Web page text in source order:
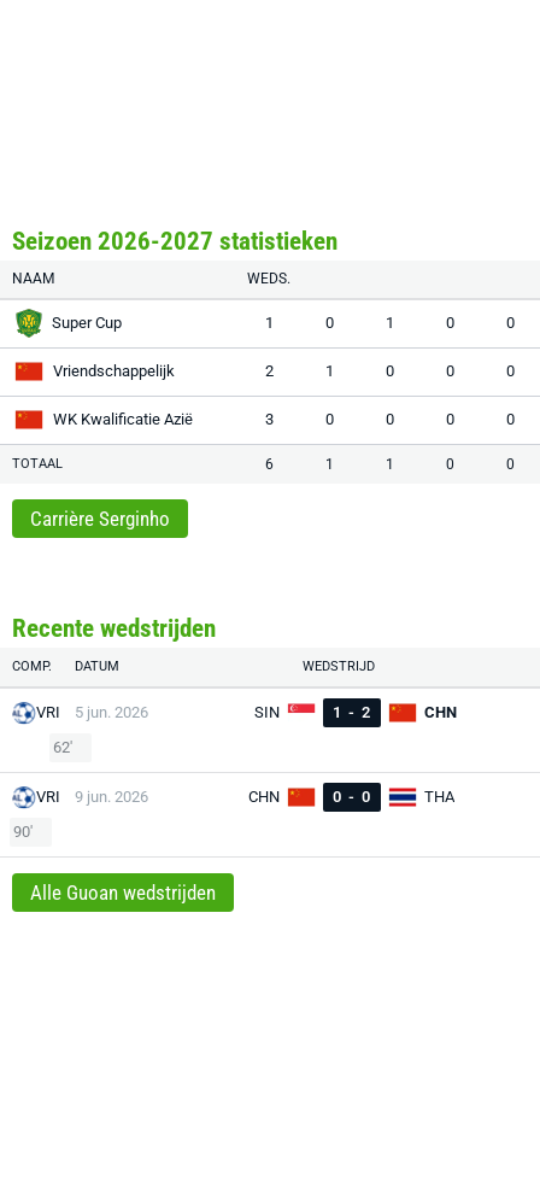
Seizoen 2026-2027 statistieken
NAAM WEDS.
Super Cup 1 0 1 0 0
Vriendschappelijk 2 1 0 0 0
WK Kwalificatie Azië 3 0 0 0 0
TOTAAL 6 1 1 0 0
Carrière Serginho
Recente wedstrijden
COMP. DATUM WEDSTRIJD
VRI 5 jun. 2026 SIN 1 - 2
CHN
62'
VRI 9 jun. 2026 CHN 0 - 0
THA
90'
Alle Guoan wedstrijden